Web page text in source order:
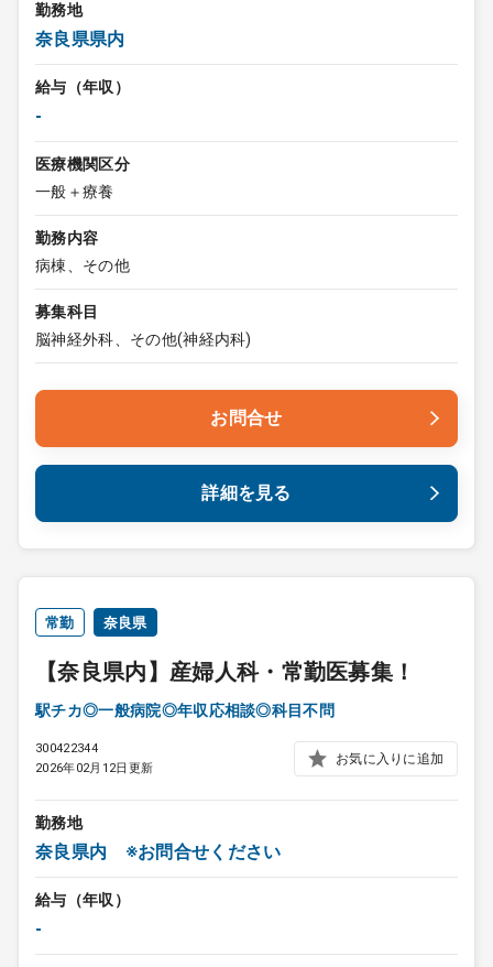
勤務地
奈良県県内
給与（年収）
-
医療機関区分
一般＋療養
勤務内容
病棟、その他
募集科目
脳神経外科、その他(神経内科)
お問合せ
詳細を見る
常勤 奈良県
【奈良県内】産婦人科・常勤医募集！
駅チカ◎一般病院◎年収応相談◎科目不問
300422344
2026年02月12日更新
お気に入りに追加
勤務地
奈良県内 ※お問合せください
給与（年収）
-